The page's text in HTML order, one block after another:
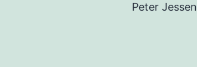
Peter Jessen